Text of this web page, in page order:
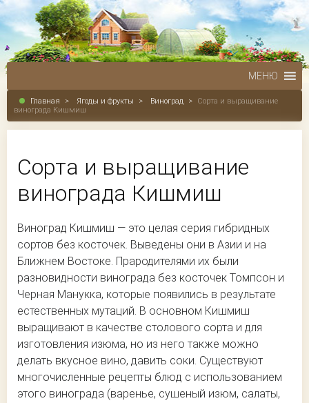
МЕНЮ
Главная > Ягоды и фрукты > Виноград >
Сорта и выращивание
винограда Кишмиш
Сорта и выращивание
винограда Кишмиш
Виноград Кишмиш — это целая серия гибридных
сортов без косточек. Выведены они в Азии и на
Ближнем Востоке. Прародителями их были
разновидности винограда без косточек Томпсон и
Черная Манукка, которые появились в результате
естественных мутаций. В основном Кишмиш
выращивают в качестве столового сорта и для
изготовления изюма, но из него также можно
делать вкусное вино, давить соки. Существуют
многочисленные рецепты блюд с использованием
этого винограда (варенье, сушеный изюм, салаты,